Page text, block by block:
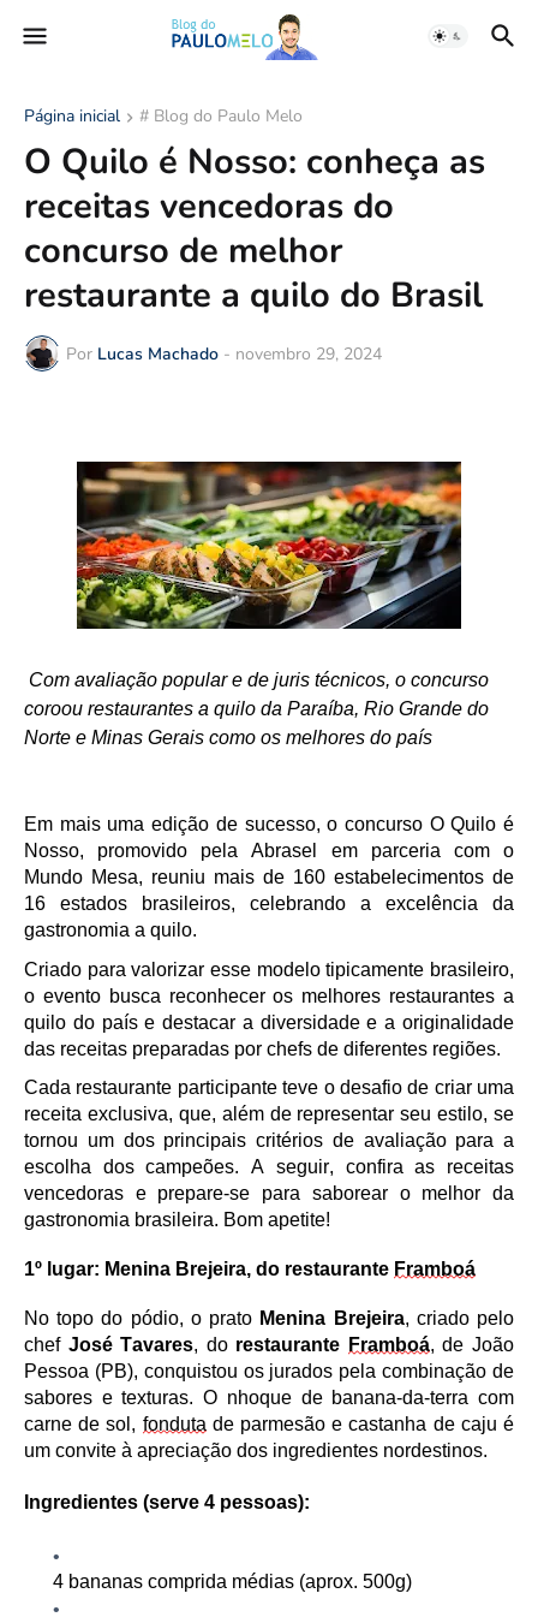
Página inicial # Blog do Paulo Melo
O Quilo é Nosso: conheça as
receitas vencedoras do
concurso de melhor
restaurante a quilo do Brasil
Por Lucas Machado - novembro 29, 2024
Com avaliação popular e de juris técnicos, o concurso
coroou restaurantes a quilo da Paraíba, Rio Grande do
Norte e Minas Gerais como os melhores do país
Em mais uma edição de sucesso, o concurso O Quilo é
Nosso, promovido pela Abrasel em parceria com o
Mundo Mesa, reuniu mais de 160 estabelecimentos de
16 estados brasileiros, celebrando a excelência da
gastronomia a quilo.
Criado para valorizar esse modelo tipicamente brasileiro,
o evento busca reconhecer os melhores restaurantes a
quilo do país e destacar a diversidade e a originalidade
das receitas preparadas por chefs de diferentes regiões.
Cada restaurante participante teve o desafio de criar uma
receita exclusiva, que, além de representar seu estilo, se
tornou um dos principais critérios de avaliação para a
escolha dos campeões. A seguir, confira as receitas
vencedoras e prepare-se para saborear o melhor da
gastronomia brasileira. Bom apetite!
1º ugar: Menina Brejeira, do restaurante Framboá
No topo do pódio, o prato Menina Brejeira, criado pelo
chef José Tavares, do restaurante Framboá, de João
Pessoa (PB), conquistou os jurados pela combinação de
sabores e texturas. O nhoque de banana-da-terra com
carne de sol, fonduta de parmesão e castanha de caju é
um convite à apreciação dos ingredientes nordestinos.
Ingredientes (serve 4 pessoas):
4 bananas comprida médias (aprox. 500g)